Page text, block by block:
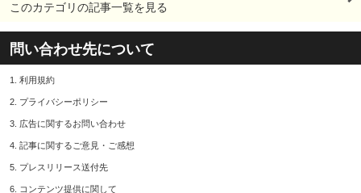
このカテゴリの記事一覧を見る
問い合わせ先について
1. 利用規約
2. プライバシーポリシー
3. 広告に関するお問い合わせ
4. 記事に関するご意見・ご感想
5. プレスリリース送付先
6. コンテンツ提供に関して